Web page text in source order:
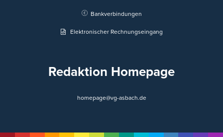
Bankverbindungen
Elektronischer Rechnungseingang
Redaktion Homepage
homepage@vg-asbach.de